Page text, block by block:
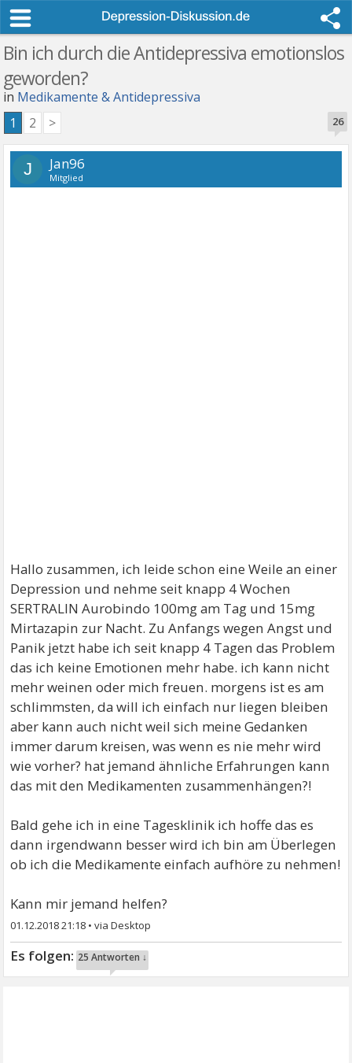
Bin ich durch die Antidepressiva emotionslos
geworden?
in Medikamente & Antidepressiva
26
1 2 >
J Jan96
Mitglied
Hallo zusammen, ich leide schon eine Weile an einer
Depression und nehme seit knapp 4 Wochen
SERTRALIN Aurobindo 100mg am Tag und 15mg
Mirtazapin zur Nacht. Zu Anfangs wegen Angst und
Panik jetzt habe ich seit knapp 4 Tagen das Problem
das ich keine Emotionen mehr habe. ich kann nicht
mehr weinen oder mich freuen. morgens ist es am
schlimmsten, da will ich einfach nur liegen bleiben
aber kann auch nicht weil sich meine Gedanken
immer darum kreisen, was wenn es nie mehr wird
wie vorher? hat jemand ähnliche Erfahrungen kann
das mit den Medikamenten zusammenhängen?!
Bald gehe ich in eine Tagesklinik ich hoffe das es
dann irgendwann besser wird ich bin am Überlegen
ob ich die Medikamente einfach aufhöre zu nehmen!
Kann mir jemand helfen?
01.12.2018 21:18 •
25 Antworten ↓